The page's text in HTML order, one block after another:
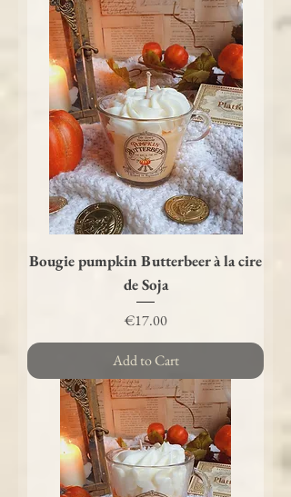
Bougie pumpkin Butterbeer à la cire
de Soja
Price
€17.00
Add to Cart